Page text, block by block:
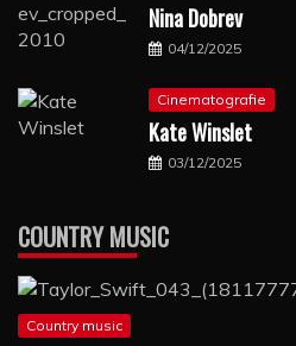
Nina Dobrev
04/12/2025
Cinematografie
Kate Winslet
03/12/2025
COUNTRY MUSIC
Country music